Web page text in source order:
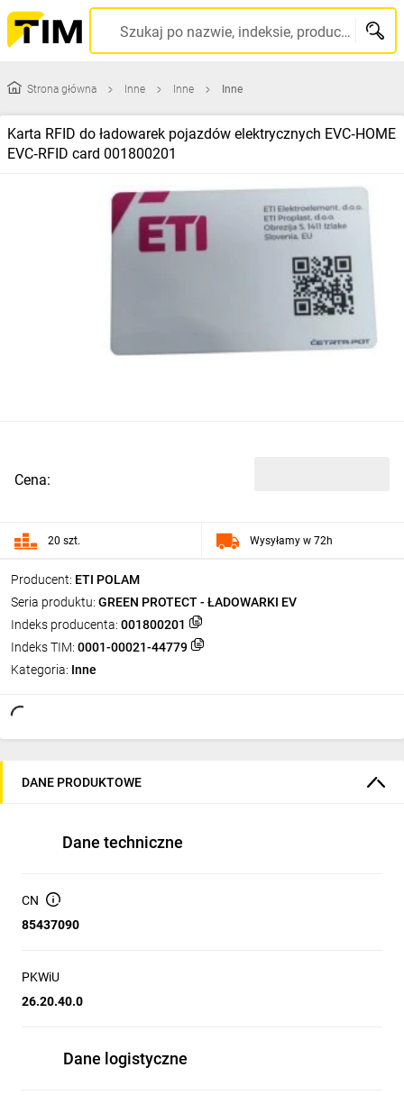
Szukaj po nazwie, indeksie, producencie, kodzie kreskowym...
Strona główna Inne Inne Inne
Karta RFID do ładowarek pojazdów elektrycznych EVC‑HOME
EVC‑RFID card 001800201
Producent: ETI POLAM
Seria produktu: GREEN PROTECT - ŁADOWARKI EV
Indeks producenta: 001800201
Indeks TIM: 0001-00021-44779
Kategoria: Inne
Cena:
20 szt. Wysyłamy w 72h
DANE PRODUKTOWE
Dane techniczne
CN
85437090
PKWiU
26.20.40.0
Dane logistyczne